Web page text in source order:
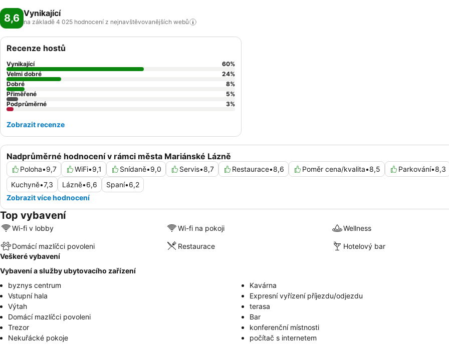
8,6 Vynikající
na základě 4 025 hodnocení z nejnavštěvovanějších webů
Nadprůměrné hodnocení v rámci města Mariánské Lázně
Poloha•9,7 WiFi•9,1 Snídaně•9,0 Servis•8,7 Restaurace•8,6 Poměr cena/kvalita•8,5 Parkování•8,3
Kuchyně•7,3 Lázně•6,6 Spaní•6,2
Zobrazit více hodnocení
Recenze hostů
Vynikající 60%
Velmi dobré
24%
Dobré
8%
Přiměřené
5%
Podprůměrné
3%
Zobrazit recenze
Top vybavení
Wi-fi v lobby Wi-fi na pokoji Wellness
Domácí mazlíčci povoleni Restaurace
Hotelový bar
Veškeré vybavení
Vybavení a služby ubytovacího zařízení
byznys centrum
Kavárna
Vstupní hala
Expresní vyřízení příjezdu/odjezdu
Výtah
terasa
Domácí mazlíčci povoleni
Bar
Trezor
konferenční místnosti
Nekuřácké pokoje
počítač s internetem